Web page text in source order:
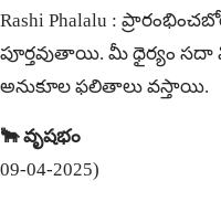
Rashi Phalalu :
పూర్తవుతాయి. మీ ధైర్యం సదా
అనుకూల ఫలితాలు వస్తాయి.
🐂 వృషభం
09-04-2025)